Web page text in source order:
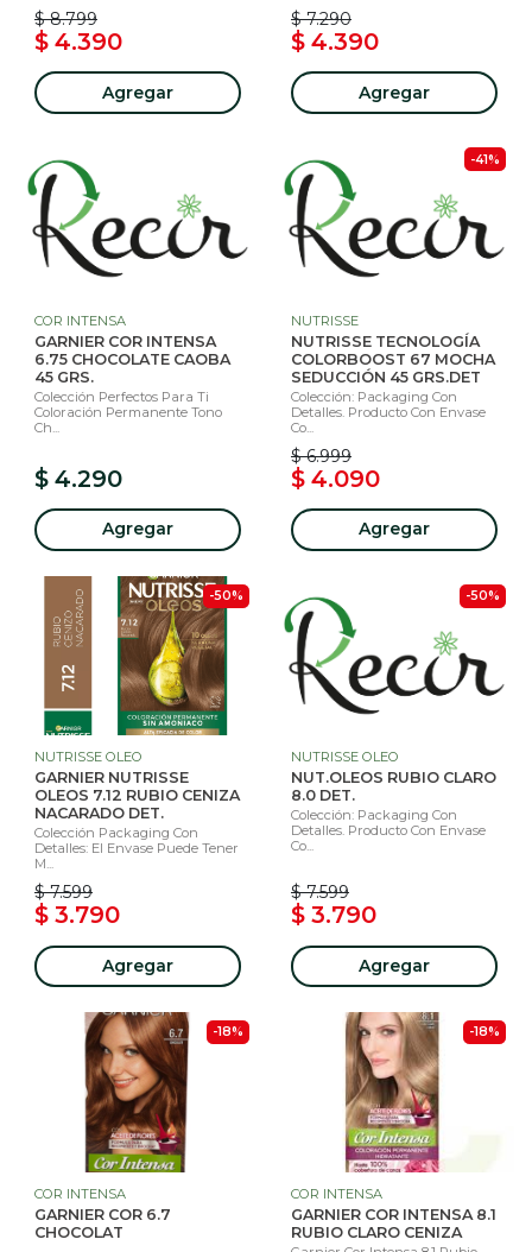
$ 8.799
$ 4.390
Agregar
$ 7.290
$ 4.390
Agregar
COR INTENSA
GARNIER COR INTENSA
6.75 CHOCOLATE CAOBA
45 GRS.
Colección Perfectos Para Ti
Coloración Permanente Tono
Ch...
$ 4.290
Agregar
-41%
NUTRISSE
NUTRISSE TECNOLOGÍA
COLORBOOST 67 MOCHA
SEDUCCIÓN 45 GRS.DET
Colección: Packaging Con
Detalles. Producto Con Envase
Co...
$ 6.999
$ 4.090
Agregar
-50%
NUTRISSE OLEO
GARNIER NUTRISSE
OLEOS 7.12 RUBIO CENIZA
NACARADO DET.
Colección Packaging Con
Detalles: El Envase Puede Tener
M...
$ 7.599
$ 3.790
Agregar
-50%
NUTRISSE OLEO
NUT.OLEOS RUBIO CLARO
8.0 DET.
Colección: Packaging Con
Detalles. Producto Con Envase
Co...
$ 7.599
$ 3.790
Agregar
-18%
COR INTENSA
GARNIER COR 6.7
CHOCOLAT
-18%
COR INTENSA
GARNIER COR INTENSA 8.1
RUBIO CLARO CENIZA